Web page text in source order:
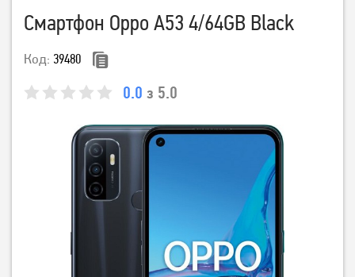
Смартфон Oppo A53 4/64GB Black
Код: 39480
0.0 з 5.0